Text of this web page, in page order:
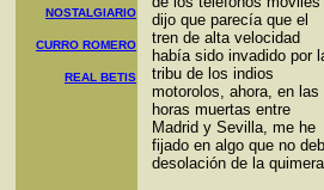
NOSTALGIARIO
CURRO ROMERO
REAL BETIS
dijo que parecía que el
tren de alta velocidad
había sido invadido por
tribu de los indios
motorolos, ahora, en las
horas muertas entre
Madrid y Sevilla, me he
fijado en algo que no
desolación de la